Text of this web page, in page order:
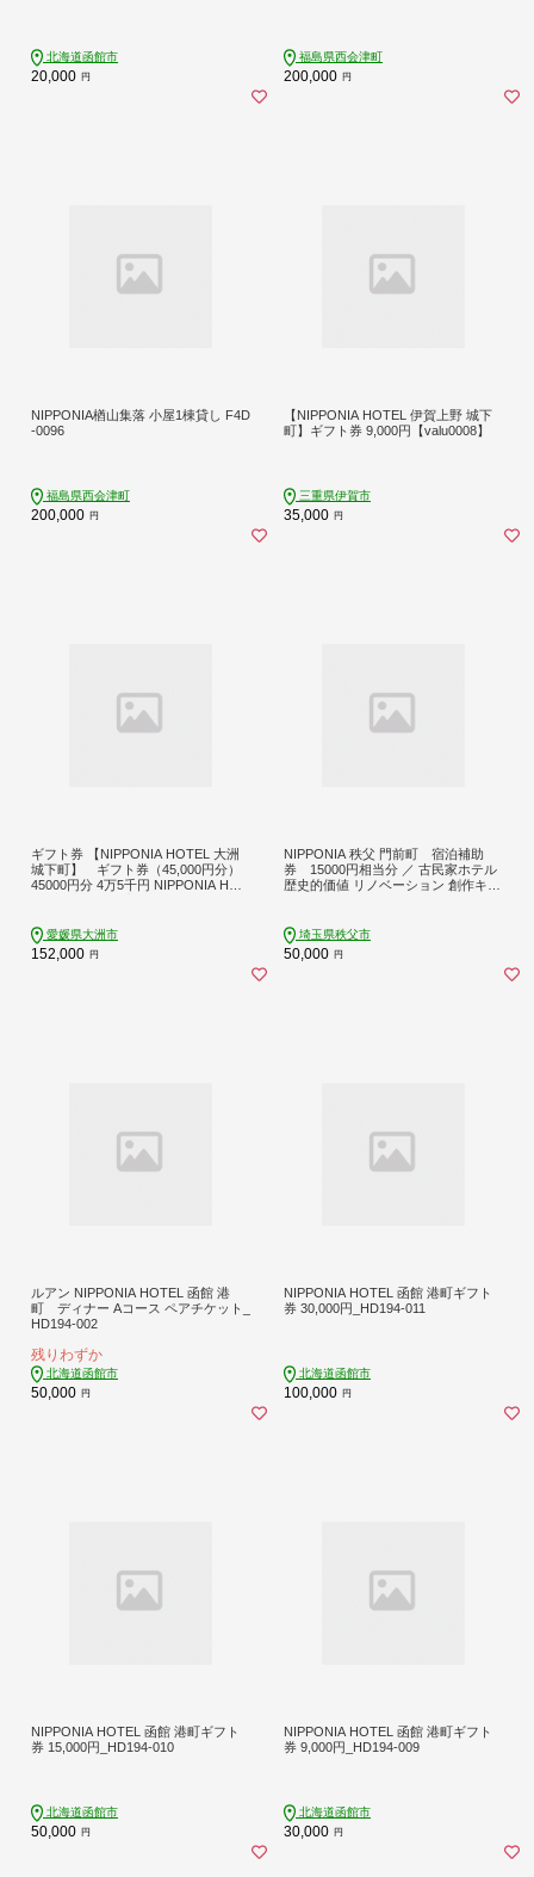
北海道函館市
20,000 円
福島県西会津町
200,000 円
NIPPONIA楢山集落 小屋1棟貸し F4D
-0096
福島県西会津町
200,000 円
【NIPPONIA HOTEL 伊賀上野 城下
町】ギフト券 9,000円【valu0008】
三重県伊賀市
35,000 円
ギフト券 【NIPPONIA HOTEL 大洲
城下町】 ギフト券（45,000円分）
45000円分 4万5千円 NIPPONIA HOT
洲市/バリューマネジメント株式会社
[AGDP013] 観光 旅行 宿泊券 宿泊チ
ケット チケット 旅館 ホテル お食事
愛媛県大洲市
152,000 円
NIPPONIA 秩父 門前町 宿泊補助
券 15000円相当分 ／ 古民家ホテル
歴史的価値 リノベーション 創作キュ
埼玉県秩父市
50,000 円
ルアン NIPPONIA HOTEL 函館 港
町 ディナー Aコース ペアチケット_
HD194-002
残りわずか
北海道函館市
50,000 円
NIPPONIA HOTEL 函館 港町ギフト
券 30,000円_HD194-011
北海道函館市
100,000 円
NIPPONIA HOTEL 函館 港町ギフト
券 15,000円_HD194-010
北海道函館市
50,000 円
NIPPONIA HOTEL 函館 港町ギフト
券 9,000円_HD194-009
北海道函館市
30,000 円